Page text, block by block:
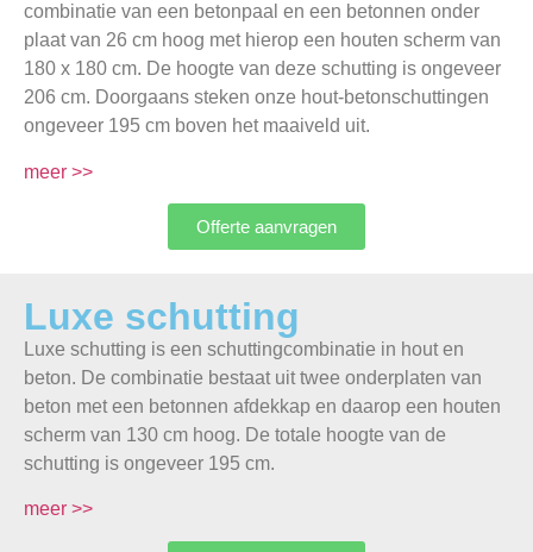
combinatie van een betonpaal en een betonnen onder
plaat van 26 cm hoog met hierop een houten scherm van
180 x 180 cm. De hoogte van deze schutting is ongeveer
206 cm. Doorgaans steken onze hout-betonschuttingen
ongeveer 195 cm boven het maaiveld uit.
meer >>
Offerte aanvragen
Luxe schutting
Luxe schutting is een schuttingcombinatie in hout en
beton. De combinatie bestaat uit twee onderplaten van
beton met een betonnen afdekkap en daarop een houten
scherm van 130 cm hoog. De totale hoogte van de
schutting is ongeveer 195 cm.
meer >>